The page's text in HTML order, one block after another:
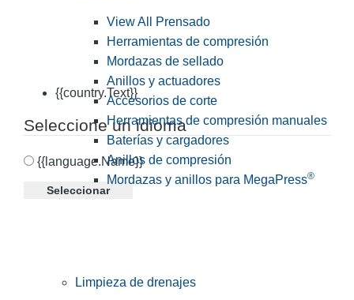
{{country.Text}}
Seleccione un idioma
{{language.Name}}
Seleccionar
View All Prensado
Herramientas de compresión
Mordazas de sellado
Anillos y actuadores
Accesorios de corte
Herramientas de compresión manuales
Baterías y cargadores
Anillos de compresión
Mordazas y anillos para MegaPress®
Limpieza de drenajes